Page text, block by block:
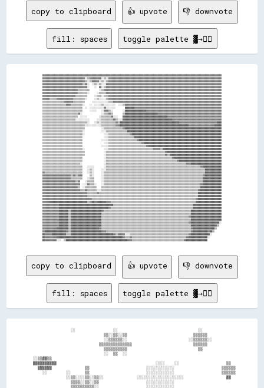
copy to clipboard 👍 upvote 👎 downvote
fill: spaces toggle palette ▓→✊🏽
▓▓▓▓▓▓▓▓▓▓▓▓▓▓▓▓▓▓▓▓▓▓▓▓▓▓▓▓▓▓▓▓▓▓▓▓▓▓▓▓▓▓▓▓▓▓▓▓▓▓▓▓▓▓▓▓▓▓▓▓▓▓▓▓▓▓▓▓▓▓▓▓▓▓▓▓▓▓▓▓▓▓▓▓▓▓▓▓▓▓▓▓▓▓▓▓▓▓▓▓▓▓▓▓▓▓▓▓▓▓▓▓▓▓▓▓▓▓▓▓▓▓▓▓▓▓▓▓▓▓▓▓▓▓▓▓▓▓▓▓▓▓▓▓▓▓▓▓▓▓▓▓
▓▓▓▓▓▓▓▓▓▓▓▓▓▓▓▓▓▓▓▓▓▓▓▓▓▓▓▓▓▓▓▓▓▓▓▓░░▒▒▓▓▓▓▓▓▓▓▓▓░░▒▒░░▓▓▓▓▓▓▓▓▓▓▓▓▓▓▓▓▓▓▓▓▓▓▓▓▓▓▓▓▓▓▓▓▓▓▓▓▓▓▓▓▓▓▓▓▓▓▓▓▓▓▓▓▓▓▓▓▓▓▓▓▓▓▓▓▓▓▓▓▓▓▓▓▓▓▓▓▓▓▓▓▓▓▓▓▓▓▓▓▓▓▓▓▓▓▓▓
▓▓▓▓▓▓▓▓▓▓▓▓▓▓▓▓▓▓▓▓▓▓▓▓▓▓▓▓▓▓▓▓▓▓▓▓▒▒░░▒▒▓▓▓▓▓▓░░▒▒░░▒▒▓▓▓▓▓▓▓▓▓▓▓▓▓▓▓▓▓▓▓▓▓▓▓▓▓▓▓▓▓▓▓▓▓▓▓▓▓▓▓▓▓▓▓▓▓▓▓▓▓▓▓▓▓▓▓▓▓▓▓▓▓▓▓▓▓▓▓▓▓▓▓▓▓▓▓▓▓▓▓▓▓▓▓▓▓▓▓▓▓▓▓▓▓▓▓▓
▓▓▓▓▓▓▓▓▓▓▓▓▓▓▓▓▓▓▓▓▓▓▓▓▓▓▓▓▓▓▓▓▓▓▒▒▓▓░░  ░░▒▒░░▒▒░░░░▓▓▓▓▓▓▓▓▓▓▓▓▓▓▓▓▓▓▓▓▓▓▓▓▓▓▓▓▓▓▓▓▓▓▓▓▓▓▓▓▓▓▓▓▓▓▓▓▓▓▓▓▓▓▓▓▓▓▓▓▓▓▓▓▓▓▓▓▓▓▓▓▓▓▓▓▓▓▓▓▓▓▓▓▓▓▓▓▓▓▓▓▓▓▓▓▓▓
▓▓▓▓▓▓▓▓▓▓▓▓▓▓▓▓▓▓▓▓▓▓▓▓▓▓▓▓▓▓▓▓▓▓▓▓▓▓░░    ░░  ▓▓░░▒▒▓▓▓▓▓▓▓▓▓▓▓▓▓▓▓▓▓▓▓▓▓▓▓▓▓▓▓▓▓▓▓▓▓▓▓▓▓▓▓▓▓▓▓▓▓▓▓▓▓▓▓▓▓▓▓▓▓▓▓▓▓▓▓▓▓▓▓▓▓▓▓▓▓▓▓▓▓▓▓▓▓▓▓▓▓▓▓▓▓▓▓▓▓▓▓▓▓▓
▓▓▓▓▓▓▓▓▓▓▓▓▓▓▓▓▓▓▓▓▓▓▓▓▓▓▓▓▓▓▒▒▒▒▒▒▒▒▒▒        ░░▒▒▓▓▓▓▓▓▓▓▓▓▓▓▓▓▓▓▓▓▓▓▓▓▓▓▓▓▓▓▓▓▓▓▓▓▓▓▓▓▓▓▓▓▓▓▓▓▓▓▓▓▓▓▓▓▓▓▓▓▓▓▓▓▓▓▓▓▓▓▓▓▓▓▓▓▓▓▓▓▓▓▓▓▓▓▓▓▓▓▓▓▓▓▓▓▓▓▓▓▓▓
▓▓▓▓▓▓▓▓▓▓▓▓▓▓▓▓▓▓▓▓▓▓▓▓▓▓▓▓▓▓▒▒▒▒▒▒▒▒░░      ░░▒▒▒▒▒▒▓▓▓▓▓▓▓▓▓▓▓▓▓▓▓▓▓▓▓▓▓▓▓▓▓▓▓▓▓▓▓▓▓▓▓▓▓▓▓▓▓▓▓▓▓▓▓▓▓▓▓▓▓▓▓▓▓▓▓▓▓▓▓▓▓▓▓▓▓▓▓▓▓▓▓▓▓▓▓▓▓▓▓▓▓▓▓▓▓▓▓▓▓▓▓▓▓▓
▓▓▓▓▓▓▓▓▓▓▓▓▓▓▓▓▓▓▓▓▓▓▓▓▓▓▓▓▒▒▒▒▒▒▒▒▒▒      ░░▒▒▒▒░░▒▒▒▒▓▓▓▓▓▓▓▓▓▓▓▓▓▓▓▓▓▓▓▓▓▓▓▓▓▓▓▓▓▓▓▓▓▓▓▓▓▓▓▓▓▓▓▓▓▓▓▓▓▓▓▓▓▓▓▓▓▓▓▓▓▓▓▓▓▓▓▓▓▓▓▓▓▓▓▓▓▓▓▓▓▓▓▓▓▓▓▓▓▓▓▓▓▓▓▓
▓▓▓▓▓▓▒▒▒▒▒▒▓▓▓▓▓▓▓▓▓▓▓▓▓▓▒▒▒▒▒▒▒▒▒▒░░      ░░▒▒░░░░░░▒▒▓▓▓▓▓▓▓▓▓▓▓▓▓▓▓▓▓▓▓▓▓▓▓▓▓▓▓▓▓▓▓▓▓▓▓▓▓▓▓▓▓▓▓▓▓▓▓▓▓▓▓▓▓▓▓▓▓▓▓▓▓▓▓▓▓▓▓▓▓▓▓▓▓▓▓▓▓▓▓▓▓▓▓▓▓▓▓▓▓▓▓▓▓▓▓▓
▒▒▒▒▒▒▒▒▒▒▒▒▒▒▒▒▒▒▓▓▓▓▓▓▓▓▒▒▒▒▒▒▒▒▒▒      ░░░░░░░░░░░░░░▒▒▒▒▓▓▓▓▓▓▓▓▓▓▓▓▓▓▓▓▓▓▓▓▓▓▓▓▓▓▓▓▓▓▓▓▓▓▓▓▓▓▓▓▓▓▓▓▓▓▓▓▓▓▓▓▓▓▓▓▓▓▓▓▓▓▓▓▓▓▓▓▓▓▓▓▓▓▓▓▓▓▓▓▓▓▓▓▓▓▓▓▓▓▓▓
▒▒▒▒▒▒▒▒▒▒▒▒▒▒▒▒▒▒▒▒▓▓▓▓▒▒▒▒▒▒▒▒▒▒░░    ░░  ░░░░░░▒▒░░░░░░░░░░  ░░░░▒▒▓▓▓▓▓▓▓▓▓▓▓▓▓▓▓▓▓▓▓▓▓▓▓▓▓▓▓▓▓▓▓▓▓▓▓▓▓▓▓▓▓▓▓▓▓▓▓▓▓▓▓▓▓▓▓▓▓▓▓▓▓▓▓▓▓▓▓▓▓▓▓▓▓▓▓▓▓▓▓▓▓▓
▒▒▒▒▒▒▒▒▒▒▒▒▒▒▒▒▒▒▒▒▒▒▒▒▒▒▒▒▒▒▒▒▒▒  ░░  ░░░░░░░░░░░░▓▓░░░░░░░░        ████████▓▓▓▓▓▓▓▓▓▓▓▓▓▓▓▓▓▓▓▓▓▓▓▓▓▓▓▓▓▓▓▓▓▓▓▓▓▓▓▓▓▓▓▓▓▓▓▓▓▓▓▓▓▓▓▓▓▓▓▓▓▓▓▓▓▓▓▓▓▓▓▓▓▓
▒▒▒▒▒▒▒▒▒▒▒▒▒▒▒▒▒▒▒▒▒▒▒▒▒▒▒▒▒▒▒▒▒▒      ░░░░░░    ░░▓▓▓▓▒▒░░        ░░██████████████████▓▓▓▓▓▓▓▓▓▓▓▓▓▓▓▓▓▓▓▓▓▓▓▓▓▓▓▓▓▓▓▓▓▓▓▓▓▓▓▓▓▓▓▓▓▓▓▓▓▓▓▓▓▓▓▓▓▓▓▓▓▓▓▓
▒▒▒▒▒▒▒▒▒▒▒▒▒▒▒▒▒▒▒▒▒▒▒▒▒▒▒▒▒▒▓▓░░                ░░▒▒▒▒▓▓▒▒        ▒▒████████████████████████████▓▓▓▓▓▓▓▓▓▓▓▓▓▓▓▓▓▓▓▓▓▓▓▓▓▓▓▓▓▓▓▓▓▓▓▓▓▓▓▓▓▓▓▓▓▓▓▓▓▓▓▓▓▓
▒▒▒▒▒▒▒▒▒▒▒▒▒▒▒▒▒▒▒▒▒▒▒▒▒▒▒▒▒▒  ░░░░░░          ░░▒▒▒▒▒▒▒▒▓▓░░░░    ██████████████████████████████████████▓▓▓▓▓▓▓▓▓▓▓▓▓▓▓▓▓▓▓▓▓▓▓▓▓▓▓▓▓▓▓▓▓▓▓▓▓▓▓▓▓▓▓▓▓▓
▒▒▒▒▒▒▒▒▒▒▒▒▒▒▒▒▒▒▒▒▒▒▒▒▒▒▒▒░░░░░░░░░░░░      ░░░░▒▒▒▒▒▒▒▒▒▒▓▓▒▒░░░░██████████████████████████████████████████▓▓▓▓▓▓▓▓▓▓▓▓▓▓▓▓▓▓▓▓▓▓▓▓▓▓▓▓▓▓▓▓▓▓▓▓▓▓▓▓▓▓
▒▒▒▒▒▒▒▒▒▒▒▒▒▒▒▒▒▒▒▒▒▒▒▒▒▒▒▒▒▒▒▒▒▒▒▒▒▒░░    ░░▒▒░░▒▒▒▒▒▒▒▒▒▒▒▒▓▓▒▒██████████████████████████████████████████████████▓▓▓▓▓▓▓▓▓▓▓▓▓▓▓▓▓▓▓▓▓▓▓▓▓▓▓▓▓▓▓▓████
▒▒▒▒▒▒▒▒▒▒▒▒▒▒▒▒▒▒▒▒▒▒▒▒▒▒▒▒▒▒▒▒▒▒▒▒░░░░░░░░░░░░░░▒▒▒▒▒▒▒▒▒▒▒▒▓▓▓▓██████████████████████████████████████████████████████████▓▓▓▓▓▓▓▓▓▓▓▓▓▓▓▓▓▓▓▓▓▓██████
▒▒▒▒▒▒▒▒▒▒▒▒▒▒▒▒▒▒▒▒▒▒▒▒▒▒▒▒▒▒▒▒▒▒▒▒              ░░▒▒▒▒▒▒▒▒▒▒▒▒▒▒▒▒▓▓██████████████████████████████████████████████████████████████████████████████████
▒▒▒▒▒▒▒▒▒▒▒▒▒▒▒▒▒▒▒▒▒▒▒▒▒▒▒▒▒▒▒▒▒▒░░              ░░░░▒▒▒▒▒▒▒▒▒▒▒▒▒▒▒▒▒▒████████████████████████████████████████████████████████████████████████████████
▒▒▒▒▒▒▒▒▒▒▒▒▒▒▒▒▒▒▒▒▒▒▒▒▒▒▒▒▒▒▒▒▒▒░░                ░░░░▒▒▒▒▒▒▒▒▒▒▒▒▒▒▒▒▒▒▓▓████████████████████████████████████████████████████████████████████████████
▒▒▒▒▒▒▒▒▒▒▒▒▒▒▒▒▒▒▒▒▒▒▒▒▒▒▒▒▒▒▒▒▒▒                  ░░░░▒▒▒▒▒▒▒▒▒▒▒▒▒▒▒▒▒▒▒▒▒▒██████████████████████████████████████████████████████████████████████████
▒▒▒▒▒▒▒▒▒▒▒▒▒▒▒▒▒▒▒▒▒▒▒▒▒▒▒▒▒▒▒▒▒▒                ░░░░░░▒▒▒▒▒▒▒▒▒▒▒▒▒▒▒▒▒▒▒▒▒▒▒▒▓▓██████████████████████████████████████████████████████████████████████
▒▒▒▒▒▒▒▒▒▒▒▒▒▒▒▒▒▒▒▒▒▒▒▒▒▒▒▒▒▒▒▒▒▒                  ░░░░▒▒▒▒▒▒▒▒▒▒▒▒▒▒▒▒▒▒▒▒▒▒▒▒▒▒▒▒▓▓██████████████████████████████████████████████████████████████████
▒▒▒▒▒▒▒▒▒▒▒▒▒▒▒▒▒▒▒▒▒▒▒▒▒▒▒▒▒▒▒▒▒▒                ░░░░░░▒▒▒▒▒▒▒▒▒▒▒▒▒▒▒▒▒▒▒▒▒▒▒▒▒▒▒▒▒▒▒▒▓▓██████████████████████████████████████████████████████████████
▒▒▒▒▒▒▒▒▒▒▒▒▒▒▒▒▒▒▒▒▒▒▒▒▒▒▒▒▒▒▒▒▒▒░░                ░░░░▒▒▒▒▒▒▒▒▒▒▒▒▒▒▒▒▒▒▒▒▒▒▒▒▒▒▒▒▒▒▒▒▒▒▒▒▒▒▓▓▓▓▓▓▒▒██████████████████████████████████████████████████
▒▒▒▒▒▒▒▒▒▒▒▒▒▒▒▒▒▒▒▒▒▒▒▒▒▒▒▒▒▒▒▒▒▒▒▒                ░░▒▒▒▒▒▒▒▒▒▒▒▒▒▒▒▒▒▒▒▒▒▒▒▒▒▒▒▒▒▒▒▒▒▒▒▒▒▒▒▒▒▒▒▒▒▒▒▒▒▒▓▓██████████████████████████████████████████████
▒▒▒▒▒▒▒▒▒▒▒▒▒▒▒▒▒▒▒▒▒▒▒▒▒▒▒▒▒▒▒▒▒▒▒▒                ░░▒▒▒▒▒▒▒▒▒▒▒▒▒▒▒▒▒▒▒▒▒▒▒▒▒▒▒▒▒▒▒▒▒▒▒▒▒▒▒▒▒▒▒▒▒▒▒▒▒▒▓▓▒▒████████████████████████████████████████████
▒▒▒▒▒▒▒▒▒▒▒▒▒▒▒▒▒▒▒▒▒▒▒▒▒▒▒▒▒▒▒▒▒▒                  ░░▒▒▒▒▒▒▒▒▒▒▒▒▒▒▒▒▒▒▒▒▒▒▒▒▒▒▒▒▒▒▒▒▒▒▒▒▒▒▒▒▒▒▒▒▒▒▒▒▒▒▒▒▒▒▒▒▓▓████████████████████████████████████████
▒▒▒▒▒▒▒▒▒▒▒▒▒▒▒▒▒▒▒▒▒▒▒▒▒▒▒▒▒▒▒▒▒▒                  ░░▒▒▒▒▒▒▒▒▒▒▒▒▒▒▒▒▒▒▒▒▒▒▒▒▒▒▒▒▒▒▒▒▒▒▒▒▒▒▒▒▒▒▒▒▒▒▒▒▒▒▒▒▒▒▒▒▒▒▒▒▓▓████████████████████████████████████
▒▒▒▒▒▒▒▒▒▒▒▒▒▒▒▒▒▒▒▒▒▒▒▒▒▒▒▒▒▒▒▒░░                  ░░▒▒▒▒▒▒▒▒▒▒▒▒▒▒▒▒▒▒▒▒▒▒▒▒▒▒▒▒▒▒▒▒▒▒▒▒▒▒▒▒▒▒▒▒▒▒▒▒▒▒▒▒▒▒▒▒▒▒▒▒▒▒▒▒▒▒▒▒▓▓▓▓██████████████████████████
▒▒▒▒▒▒▒▒▒▒▒▒▒▒▒▒▒▒▒▒▒▒▒▒▒▒▒▒▒▒▒▒▒▒    ░░░░░░        ░░▒▒▒▒▒▒▒▒▒▒▒▒▒▒▒▒▒▒▒▒▒▒▒▒▒▒▒▒▒▒▒▒▒▒▒▒▒▒▒▒▒▒▒▒▒▒▒▒▒▒▒▒▒▒▒▒▒▒▒▒▒▒▒▒▒▒▒▒▒▒▒▒▒▒▒▒▒▒▒▒▓▓████████████████
▒▒▒▒▒▒▒▒▒▒▒▒▒▒▒▒▒▒▒▒▒▒▒▒▒▒▒▒▒▒▒▒▒▒    ░░▒▒░░      ░░░░▒▒▒▒▒▒▒▒▒▒▒▒▒▒▒▒▒▒▒▒▒▒▒▒▒▒▒▒▒▒▒▒▒▒▒▒▒▒▒▒▒▒▒▒▒▒▒▒▒▒▒▒▒▒▒▒▒▒▒▒▒▒▒▒▒▒▒▒▒▒▒▒▒▒▒▒▒▒▒▒▒▒▒▒██████████████
▓▓▒▒▒▒▒▒▒▒▒▒▒▒▒▒▒▒▒▒▒▒▒▒▒▒▒▒▒▒▒▒▒▒    ░░▒▒░░      ░░▒▒▒▒▒▒▒▒▒▒▒▒▒▒▒▒▒▒▒▒▒▒▒▒▒▒▒▒▒▒▒▒▒▒▒▒▒▒▒▒▒▒▒▒▒▒▒▒▒▒▒▒▒▒▒▒▒▒▒▒▒▒▒▒▒▒▒▒▒▒▒▒▒▒▒▒▒▒▒▒▒▒▒▒▒▒██████████████
▓▓▓▓▓▓▓▓▓▓▓▓▓▓▓▓▓▓▓▓▓▓▓▓▒▒▓▓▒▒▓▓▓▓      ▒▒░░      ░░▒▒▒▒▒▒▒▒▒▒▒▒▒▒▒▒▒▒▒▒▒▒▒▒▒▒▒▒▒▒▒▒▒▒▒▒▒▒▒▒▒▒▒▒▒▒▒▒▒▒▒▒▒▒▒▒▒▒▒▒▒▒▒▒▒▒▒▒▒▒▒▒▒▒▒▒▒▒▒▒▒▒▒▒▓▓██████████████
▓▓▓▓▓▓▓▓▓▓▓▓▓▓▓▓▓▓▓▓▓▓▓▓▒▒▒▒▒▒▒▒▒▒    ░░▒▒▒▒      ░░▒▒▒▒▒▒▒▒▒▒▒▒▒▒▒▒▒▒▒▒▒▒▒▒▒▒▒▒▒▒▒▒▒▒▒▒▒▒▒▒▒▒▒▒▒▒▒▒▒▒▒▒▒▒▒▒▒▒▒▒▒▒▒▒▒▒▒▒▒▒▒▒▒▒▒▒▒▒▒▒▒▒▒▒████████████████
▓▓▓▓▓▓▓▓▓▓▓▓▓▓▓▓▓▓▓▓▓▓▓▓▓▓▓▓▒▒▓▓    ░░▒▒▒▒▒▒      ░░▒▒▒▒▒▒▒▒▒▒▒▒▒▒▒▒▒▒▒▒▒▒▒▒▒▒▒▒▒▒▒▒▒▒▒▒▒▒▒▒▒▒▒▒▒▒▒▒▒▒▒▒▒▒▒▒▒▒▒▒▒▒▒▒▒▒▒▒▒▒▒▒▒▒▒▒▒▒▒▒▒▒▒▒████████████████
▓▓▓▓▓▓▓▓▓▓▓▓▓▓▓▓▓▓▓▓▓▓▓▓▓▓▓▓▓▓▓▓  ░░░░▓▓▒▒▒▒░░    ░░▒▒▒▒▒▒▒▒▒▒▒▒▒▒▒▒▒▒▒▒▒▒▒▒▒▒▒▒▒▒▒▒▒▒▒▒▒▒▒▒▒▒▒▒▒▒▒▒▒▒▒▒▒▒▒▒▒▒▒▒▒▒▒▒▒▒▒▒▒▒▒▒▒▒▒▒▒▒▒▒▒▒▓▓████████████████
▓▓▓▓▓▓▓▓▓▓▓▓▓▓▓▓▓▓▓▓▓▓▓▓▓▓▓▓▓▓▒▒  ░░▒▒▒▒▒▒▒▒▒▒    ▒▒▒▒▒▒▒▒▒▒▒▒▒▒▒▒▒▒▒▒▒▒▒▒▒▒▒▒▒▒▒▒▒▒▒▒▒▒▒▒▒▒▒▒▒▒▒▒▒▒▒▒▒▒▒▒▒▒▒▒▒▒▒▒▒▒▒▒▒▒▒▒▒▒▒▒▒▒▒▒▒▒▒▒██████████████████
▓▓▓▓▓▓▓▓▓▓▓▓▓▓▓▓▓▓▓▓▓▓▓▓▓▓▓▓▓▓▓▓▒▒▒▒▓▓▒▒▒▒▒▒▒▒░░░░▒▒▒▒▒▒▒▒▒▒▒▒▒▒▒▒▒▒▒▒▒▒▒▒▒▒▒▒▒▒▒▒▒▒▒▒▒▒▒▒▒▒▒▒▒▒▒▒▒▒▒▒▒▒▒▒▒▒▒▒▒▒▒▒▒▒▒▒▒▒▒▒▒▒▒▒▒▒▒▒▒▒▓▓██████████████████
▓▓▓▓▓▓▓▓▓▓▓▓▓▓▓▓▓▓▓▓▓▓▓▓▓▓▓▓▓▓▓▓▓▓▓▓▓▓▒▒▒▒▒▒▒▒▓▓▒▒▒▒▒▒▒▒▒▒▒▒▒▒▒▒▒▒▒▒▒▒▒▒▒▒▒▒▒▒▒▒▒▒▒▒▒▒▒▒▒▒▒▒▒▒▒▒▒▒▒▒▒▒▒▒▒▒▒▒▒▒▒▒▒▒▒▒▒▒▒▒▒▒▒▒▒▒▒▒▒▒▒▒████████████████████
▓▓▓▓▓▓▓▓▓▓▓▓▓▓▓▓▓▓▓▓▓▓▓▓▓▓▓▓▓▓▓▓▓▓▓▓▓▓▒▒▒▒▒▒▒▒▒▒▒▒▒▒▒▒▒▒▒▒▒▒▒▒▒▒▒▒▒▒▒▒▒▒▒▒▒▒▒▒▒▒▒▒▒▒▒▒▒▒▒▒▒▒▒▒▒▒▒▒▒▒▒▒▒▒▒▒▒▒▒▒▒▒▒▒▒▒▒▒▒▒▒▒▒▒▒▒▒▒▒▒▒▒████████████████████
▓▓▓▓▓▓▓▓▓▓▓▓▓▓▓▓▓▓▓▓▓▓▓▓▓▓▓▓▓▓▓▓▓▓▓▓▓▓▓▓▓▓▒▒▒▒▒▒▒▒▒▒▒▒▒▒▒▒▒▒▒▒▒▒▒▒▒▒▒▒▒▒▒▒▒▒▒▒▒▒▒▒▒▒▒▒▒▒▒▒▒▒▒▒▒▒▒▒▒▒▒▒▒▒▒▒▒▒▒▒▒▒▒▒▒▒▒▒▒▒▒▒▒▒▒▒▒▒▒▒▓▓████████████████████
▓▓▓▓▓▓████████████████████████████████▒▒▓▓██▓▓████████▓▓▓▓▒▒▒▒▒▒▒▒▒▒▒▒▒▒▒▒▒▒▒▒▒▒▒▒▒▒▒▒▒▒▒▒▒▒▒▒▒▒▒▒▒▒▒▒▒▒▒▒▒▒▒▒▒▒▒▒▒▒▒▒▒▒▒▒▒▒▒▒▒▒▒▒██████████████████████
▓▓▓▓▓▓▓▓▓▓▓▓▓▓██████████████████████████████████████████████▒▒▒▒▒▒▒▒▒▒▒▒▒▒▒▒▒▒▒▒▒▒▒▒▒▒▒▒▒▒▒▒▒▒▒▒▒▒▒▒▒▒▒▒▒▒▒▒▒▒▒▒▒▒▒▒▒▒▒▒▒▒▒▒▒▒▒▒████████████████████████
▓▓▓▓▓▓▓▓▓▓▓▓▓▓██████████████████████████████████████████▓▓▒▒▒▒▒▒▒▒▒▒▒▒▒▒▒▒▒▒▒▒▒▒▒▒▒▒▒▒▒▒▒▒▒▒▒▒▒▒▒▒▒▒▒▒▒▒▒▒▒▒▒▒▒▒▒▒▒▒▒▒▒▒▒▒▒▒▒▒▒▒████████████████████████
▓▓▓▓▓▓▓▓▓▓▓▓▓▓████████▒▒██████████████████████████▓▓▒▒▒▒▒▒▒▒▒▒▒▒▒▒▒▒▒▒▒▒▒▒▒▒▒▒▒▒▒▒▒▒▒▒▒▒▒▒▒▒▒▒▒▒▒▒▒▒▒▒▒▒▒▒▒▒▒▒▒▒▒▒▒▒▒▒▒▒▒▒▒▒▒▒██████████████████████████
▓▓▓▓▓▓▓▓▓▓▓▓▓▓████████▒▒██████████████████████████▒▒▒▒▒▒▒▒▒▒▒▒▒▒▒▒▒▒▒▒▒▒▒▒▒▒▒▒▒▒▒▒▒▒▒▒▒▒▒▒▒▒▒▒▒▒▒▒▒▒▒▒▒▒▒▒▒▒▒▒▒▒▒▒▒▒▒▒▒▒▒▒▒▒▒▒██████████████████████████
▓▓▓▓▓▓▓▓▓▓▓▓▓▓████████▒▒██████████████████████████▒▒▒▒▒▒▒▒▒▒▒▒▒▒▒▒▒▒▒▒▒▒▒▒▒▒▒▒▒▒▒▒▒▒▒▒▒▒▒▒▒▒▒▒▒▒▒▒▒▒▒▒▒▒▒▒▒▒▒▒▒▒▒▒▒▒▒▒▒▒▒▒▒▒▓▓██████████████████████████
▓▓▓▓▓▓▓▓▓▓▓▓▓▓████████▒▒██████████████████████████▒▒▒▒▒▒▒▒▒▒▒▒▒▒▒▒▒▒▒▒▒▒▒▒▒▒▒▒▒▒▒▒▒▒▒▒▒▒▒▒▒▒▒▒▒▒▒▒▒▒▒▒▒▒▒▒▒▒▒▒▒▒▒▒▒▒▒▒▒▒▒▒▒▒▒▒██████████████████████████
▓▓▓▓▓▓▓▓▓▓▓▓▓▓████████▒▒██████████████████████████▒▒▒▒▒▒▒▒▒▒▒▒▒▒▒▒▒▒▒▒▒▒▒▒▒▒▒▒▒▒▒▒▒▒▒▒▒▒▒▒▒▒▒▒▒▒▒▒▒▒▒▒▒▒▒▒▒▒▒▒▒▒▒▒▒▒▒▒▒▒▒▒▒▒▓▓████████████████████████░░
▓▓▓▓▓▓▓▓▓▓▓▓▓▓████████▒▒██████████████████████████▒▒▒▒▒▒▒▒▒▒▒▒▒▒▒▒▒▒▒▒▒▒▒▒▒▒▒▒▒▒▒▒▒▒▒▒▒▒▒▒▒▒▒▒▒▒▒▒▒▒▒▒▒▒▒▒▒▒▒▒▒▒▒▒▒▒▒▒▒▒▒▒▒▒▒▒██████████████████████▒▒
▓▓▓▓▓▓▓▓▓▓▓▓██████████▒▒████████████████████████▓▓▒▒▒▒▒▒▒▒▒▒▒▒▒▒▒▒▒▒▒▒▒▒▒▒▒▒▒▒▒▒▒▒▒▒▒▒▒▒▒▒▒▒▒▒▒▒▒▒▒▒▒▒▒▒▒▒▒▒▒▒▒▒▒▒▒▒▒▒▒▒▒▒▒▒▒▒▓▓██████████████████▒▒
▓▓██████████████████▓▓▒▒██████████████████████████▓▓▓▓▒▒▒▒▒▒▒▒▒▒▒▒▒▒▒▒▒▒▒▒▒▒▒▒▒▒▒▒▒▒▒▒▒▒▒▒▒▒▒▒▒▒▒▒▒▒▒▒▒▒▒▒▒▒▒▒▒▒▒▒▒▒▒▒▒▒▒▒▒▒▒▒▓▓████████████▓▓██▒▒
██▓▓▓▓▓▓████████████▒▒▒▒████████████████████████████████████▓▓▒▒▓▓▓▓▓▓░░░░▒▒▒▒▒▒▒▒▒▒▒▒▒▒▒▒▒▒▒▒▒▒▒▒▒▒▒▒▒▒▒▒▒▒▒▒▒▒▒▒▒▒▒▒▒▒▒▒▒▒▓▓████████████████░░
██▓▓▓▓▓▓▓▓▓▓████████████████████████████████████████████████████████▓▓▒▒▒▒▓▓▒▒▒▒▒▒▒▒▒▒▒▒▒▒▒▒▒▒▒▒▒▒▒▒▒▒▒▒▒▒▒▒▒▒▒▒▒▒▒▒▒▒▒▒▒▒▓▓████████████████░░
copy to clipboard 👍 upvote 👎 downvote
fill: spaces toggle palette ▓→✊🏽
                  ░░                ░░                                  ░░
                                ▒▒░░▒▒░░▒▒                            ▒▒▒▒▒▒
                                ░░▒▒▒▒▒▒░░                          ░░▒▒▒▒▒▒░░
                              ▒▒▒▒▒▒▒▒▒▒▒▒▒▒                          ▒▒▒▒▒▒
                                ▒▒▒▒▒▒▒▒▒▒                              ▒▒
                                ░░  ▒▒  ░░
  ░░▒▒▓▓▒▒
  ▓▓▓▓▓▓▓▓▓▓                                          ░░░░    ░░                    ▒▒
    ▓▓▓▓▓▓              ▒▒                        ░░░░░░░░░░░░                    ▒▒▒▒▒▒
      ░░        ░░      ▒▒                        ░░░░░░░░░░░░                    ▒▒▒▒▒▒
                ░░▒▒░░░░▒▒░░▒▒░░              ░░░░░░░░░░░░░░░░░░░░                  ▓▓
                  ▒▒▒▒░░▒▒░░▒▒                    ░░░░░░░░░░░░